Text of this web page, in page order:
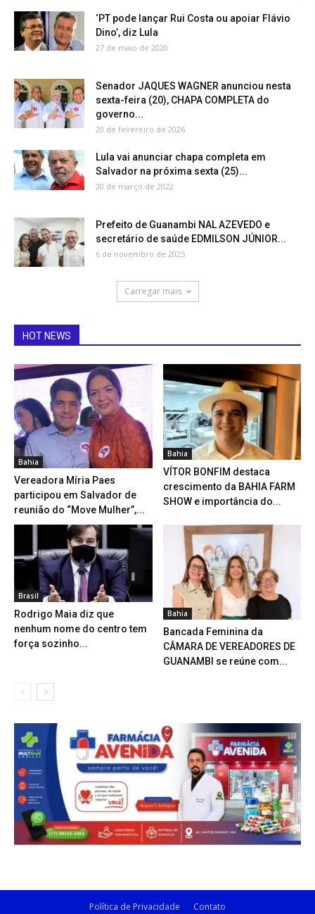
‘PT pode lançar Rui Costa ou apoiar Flávio
Dino’, diz Lula
27 de maio de 2020
Senador JAQUES WAGNER anunciou nesta
sexta-feira (20), CHAPA COMPLETA do
governo...
20 de fevereiro de 2026
Lula vai anunciar chapa completa em
Salvador na próxima sexta (25)...
20 de março de 2022
Prefeito de Guanambi NAL AZEVEDO e
secretário de saúde EDMILSON JÚNIOR...
6 de novembro de 2025
Carregar mais
HOT NEWS
Bahia
Vereadora Míria Paes
participou em Salvador de
reunião do “Move Mulher”,...
Bahia
VÍTOR BONFIM destaca
crescimento da BAHIA FARM
SHOW e importância do...
Brasil
Rodrigo Maia diz que
nenhum nome do centro tem
força sozinho...
Bahia
Bancada Feminina da
CÂMARA DE VEREADORES DE
GUANAMBI se reúne com...
Política de Privacidade Contato